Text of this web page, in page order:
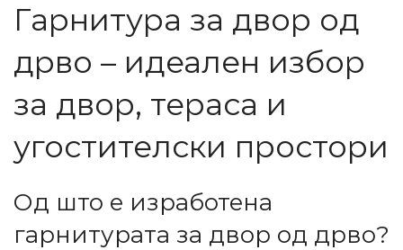
Гарнитура за двор од
дрво – идеален избор
за двор, тераса и
угостителски простори
Од што е изработена
гарнитурата за двор од дрво?